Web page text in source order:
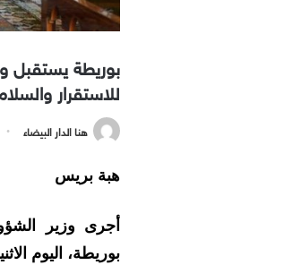
بوريطة يستقبل
للاستقرار
هنا الدار البيضاء
هبة بريس
أجرى وزير
بوريطة، اليوم